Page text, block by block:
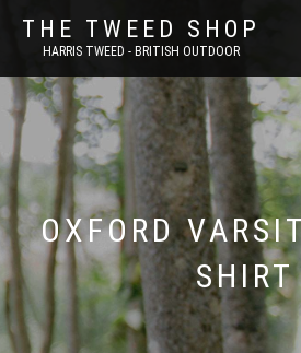
THE TWEED SHOP
HARRIS TWEED - BRITISH OUTDOOR
OXFORD
SHIRT